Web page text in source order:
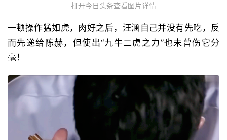
打开今日头条查看图片详情
一顿操作猛如虎，肉好之后，汪涵自己并没有先吃，反
而先递给陈赫，但使出“九牛二虎之力”也未曾伤它分
毫！